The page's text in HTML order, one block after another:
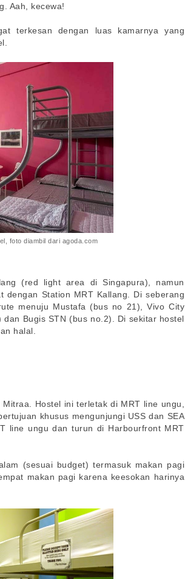
Aah, kecewa!
terkesan dengan luas kamarnya yang
foto diambil dari agoda.com
(red light area di Singapura), namun
dengan Station MRT Kallang. Di seberang
menuju Mustafa (bus no 21), Vivo City
Bugis STN (bus no.2). Di sekitar hostel
halal.
Hostel ini terletak di MRT line ungu,
khusus mengunjungi USS dan SEA
line ungu dan turun di Harbourfront MRT
(sesuai budget) termasuk makan pagi
makan pagi karena keesokan harinya